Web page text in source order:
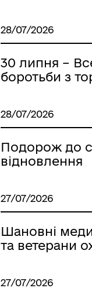
28/07/2026
30 липня –
боротьби з
28/07/2026
Подорож до
відновлення
27/07/2026
Шановні
та ветерани
27/07/2026